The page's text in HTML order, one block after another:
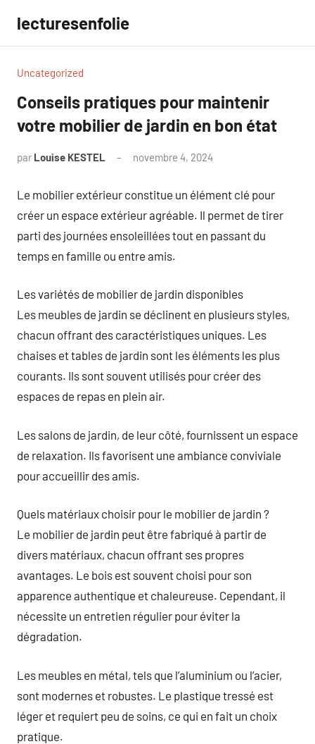
contenu
lecturesenfolie
Uncategorized
Conseils pratiques pour maintenir
votre mobilier de jardin en bon état
par Louise KESTEL novembre 4, 2024
Le mobilier extérieur constitue un élément clé pour
créer un espace extérieur agréable. Il permet de tirer
parti des journées ensoleillées tout en passant du
temps en famille ou entre amis.
Les variétés de mobilier de jardin disponibles
Les meubles de jardin se déclinent en plusieurs styles,
chacun offrant des caractéristiques uniques. Les
chaises et tables de jardin sont les éléments les plus
courants. Ils sont souvent utilisés pour créer des
espaces de repas en plein air.
Les salons de jardin, de leur côté, fournissent un espace
de relaxation. Ils favorisent une ambiance conviviale
pour accueillir des amis.
Quels matériaux choisir pour le mobilier de jardin ?
Le mobilier de jardin peut être fabriqué à partir de
divers matériaux, chacun offrant ses propres
avantages. Le bois est souvent choisi pour son
apparence authentique et chaleureuse. Cependant, il
nécessite un entretien régulier pour éviter la
dégradation.
Les meubles en métal, tels que l’aluminium ou l’acier,
sont modernes et robustes. Le plastique tressé est
léger et requiert peu de soins, ce qui en fait un choix
pratique.